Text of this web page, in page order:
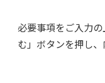
必要事項をご入力
む」ボタンを押し